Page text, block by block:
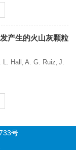
产生的火山灰颗粒
L. Hall , A. G. Ruiz, J.
号